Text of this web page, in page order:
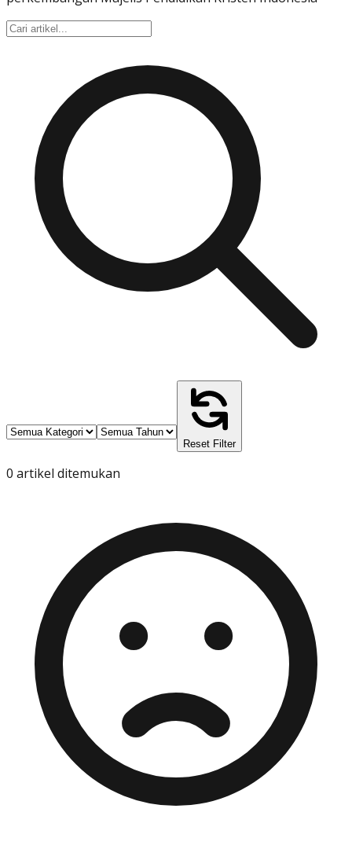
Reset Filter
0 artikel ditemukan